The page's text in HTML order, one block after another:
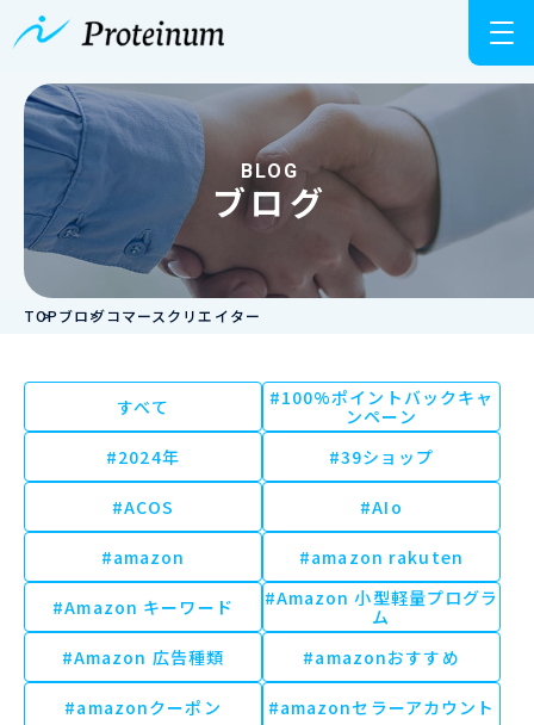
BLOG
ブログ
TOPブログコマースクリエイター
すべて
#100%ポイントバックキャ
ンペーン
#2024年
#39ショップ
#ACOS #AIo
#amazon #amazon rakuten
#Amazon キーワード
#Amazon 小型軽量プログラ
ム
#Amazon 広告種類
#amazonおすすめ
#amazonクーポン
#amazonセラーアカウント